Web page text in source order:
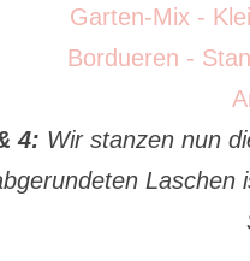
4: Wir stanzen nun
Laschen